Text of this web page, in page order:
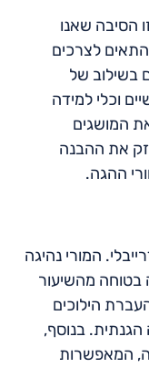
הסיבה שאנו
לצרכים
בשילוב של
וכלי למידה
המושגים
את ההבנה
ההגה.
המורי נהיגה
בטוחה מהשיעור
הילוכים
הגנתית. בנוסף,
המאפשרות